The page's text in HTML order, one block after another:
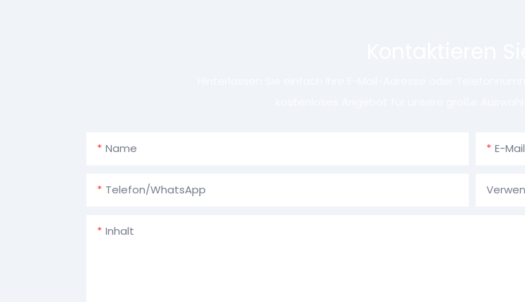
Name E-Mail
Telefon/WhatsApp
Inhalt